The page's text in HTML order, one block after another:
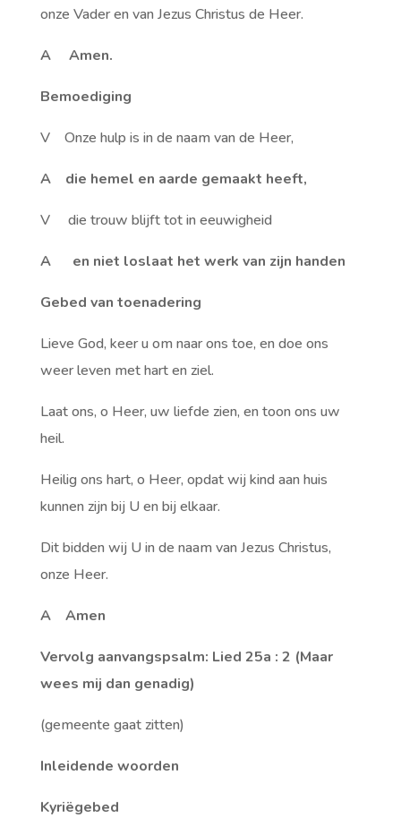
onze Vader en van Jezus Christus de Heer.
A Amen.
Bemoediging
V Onze hulp is in de naam van de Heer,
A die hemel en aarde gemaakt heeft,
V die trouw blijft tot in eeuwigheid
A en niet loslaat het werk van zijn handen
Gebed van toenadering
Lieve God, keer u om naar ons toe, en doe ons
weer leven met hart en ziel.
Laat ons, o Heer, uw liefde zien, en toon ons uw
heil.
Heilig ons hart, o Heer, opdat wij kind aan huis
kunnen zijn bij U en bij elkaar.
Dit bidden wij U in de naam van Jezus Christus,
onze Heer.
A Amen
Vervolg aanvangspsalm: Lied 25a : 2 (Maar
wees mij dan genadig)
(gemeente gaat zitten)
Inleidende woorden
Kyriëgebed